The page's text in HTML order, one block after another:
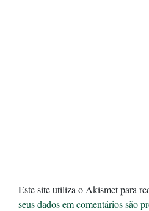
Este site utiliza o Akismet para
seus dados em comentários são